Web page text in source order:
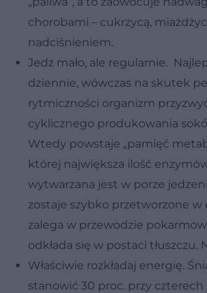
chorobami – cukrzycą,
nadciśnieniem.
Jedz mało, ale regularnie.
dziennie, wówczas na skutek
rytmiczności organizm
cyklicznego produkowania
Wtedy powstaje „pamięć
której największa ilość
wytwarzana jest w porze
zostaje szybko przetworzone w
zalega w przewodzie
odkłada się w postaci tłuszczu.
Właściwie rozkładaj energię.
stanowić 30 proc. przy czterech